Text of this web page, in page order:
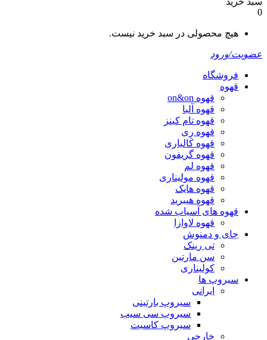
0
هیچ محصولی در سبد خرید نیست.
عضویت/ورود
فروشگاه
قهوه
قهوه on&on
قهوه آلبا
قهوه تام کینز
قهوه رِی
قهوه کالیاری
قهوه گریفون
قهوه لم
قهوه مولیناری
قهوه هایک
قهوه هیبرید
قهوه های آسیاب شده
قهوه لاوازا
چای و دمنوش
تی رینک
سن مارتین
کولیناری
سیروپ ها
ایرانی
سیروپ بارتینی
سیروپ سی سیب
سیروپ کاسیت
خارجی